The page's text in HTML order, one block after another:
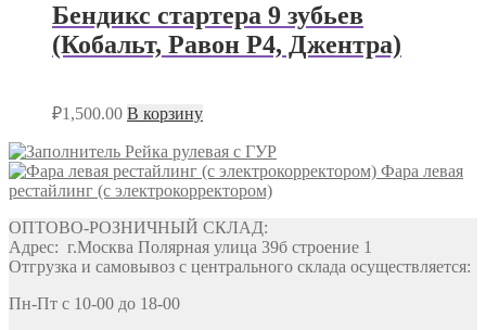
Бендикс стартера 9 зубьев
(Кобальт, Равон Р4, Джентра)
₽1,500.00 В корзину
Рейка рулевая с ГУР
Фара левая
рестайлинг (с электрокорректором)
ОПТОВО-РОЗНИЧНЫЙ СКЛАД:
Адрес: г.Москва Полярная улица 39б строение 1
Отгрузка и самовывоз с центрального склада осуществляется:
Пн-Пт с 10-00 до 18-00